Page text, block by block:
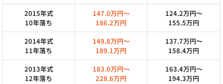
2015年式
10年落ち
147.0万円～
186.2万円
124.2万円～
155.5万円
2014年式
11年落ち
149.8万円～
189.1万円
137.7万円～
158.4万円
2013年式
12年落ち
183.0万円～
228.6万円
163.4万円～
194.3万円